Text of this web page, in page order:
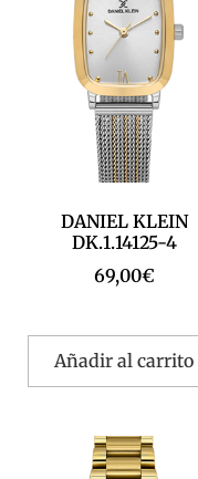
DANIEL KLEIN
DK.1.14125-4
69,00€
Añadir al carrito